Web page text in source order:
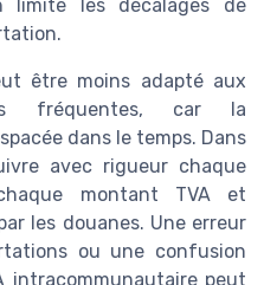
limite les décalages de
être moins adapté aux
fréquentes, car la
dans le temps. Dans
avec rigueur chaque
montant TVA et
les douanes. Une erreur
ou une confusion
intracommunautaire peut